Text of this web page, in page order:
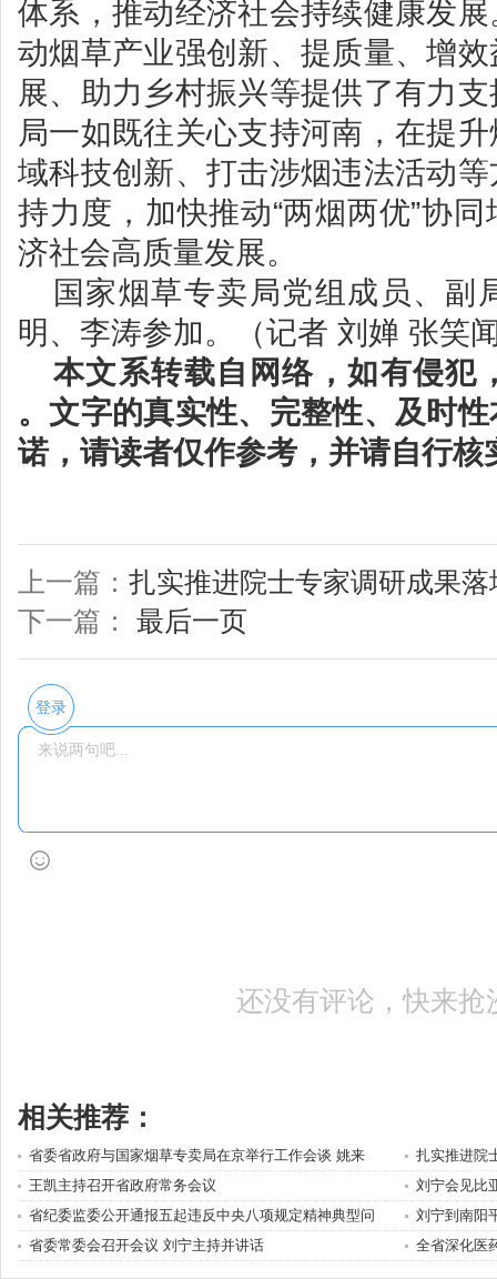
体系，推动经济社会持续健康发
动烟草产业强创新、提质量、增
展、助力乡村振兴等提供了有力
局一如既往关心支持河南，在提
域科技创新、打击涉烟违法活动
持力度，加快推动“两烟两优”协
济社会高质量发展。
国家烟草专卖局党组成员、副
明、李涛参加。（记者 刘婵 张笑
本文系转载自网络，如有侵犯
。文字的真实性、完整性、及时
诺，请读者仅作参考，并请自行核
上一篇： 扎实推进院士专家调研成果落
下一篇： 最后一页
登录
还没有评论，快来抢
相关推荐：
省委省政府与国家烟草专卖局在京举行工作会谈 姚来
扎实推进院
王凯主持召开省政府常务会议
刘宁会见比
省纪委监委公开通报五起违反中央八项规定精神典型问
刘宁到南阳
省委常委会召开会议 刘宁主持并讲话
全省深化医